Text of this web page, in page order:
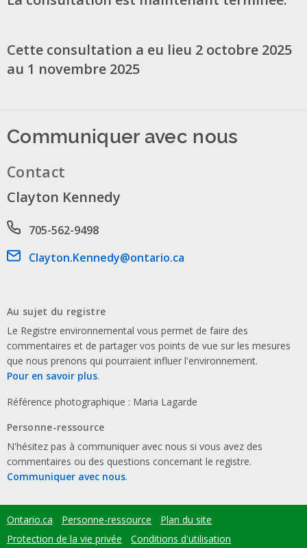
Cette consultation a eu lieu 2 octobre 2025
au 1 novembre 2025
Communiquer avec nous
Contact
Clayton Kennedy
Phone number
705-562-9498
Email address
Clayton.Kennedy@ontario.ca
Au sujet du registre
Le Registre environnemental vous permet de faire des
commentaires et de partager vos points de vue sur les mesures
que nous prenons qui pourraient influer l'environnement.
Pour en savoir plus.
Référence photographique : Maria Lagarde
Personne-ressource
N'hésitez pas à communiquer avec nous si vous avez des
commentaires ou des questions concernant le registre.
Communiquer avec nous.
Footer
menu
Ontario.ca Personne-ressource
Plan du site
Protection de la vie privée
Conditions d'utilisation